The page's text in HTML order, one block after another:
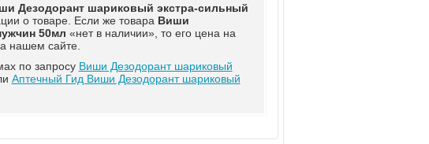
Дезодорант шариковый экстра-сильный
о товаре. Если же товара Виши
50мл «нет в наличии», то его цена на
нашем сайте.
по запросу Виши Дезодорант шариковый
Аптечный Гид Виши Дезодорант шариковый